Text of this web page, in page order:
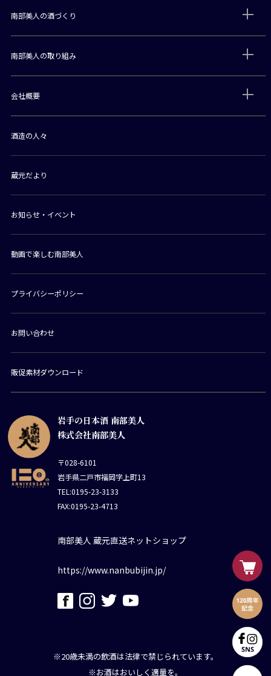
岩手の日本酒 南部美人
株式会社南部美人
〒028-6101
岩手県二戸市福岡字上町13
TEL:0195-23-3133
FAX:0195-23-4713
南部美人 蔵元直送ネットショップ
https://www.nanbubijin.jp/
南部美人の酒づくり
南部美人の取り組み
会社概要
酒造の人々
蔵元だより
お知らせ・イベント
動画で楽しむ南部美人
プライバシーポリシー
お問い合わせ
販促素材ダウンロード
※20歳未満の飲酒は法律で禁じられています。
※お酒はおいしく適量を。